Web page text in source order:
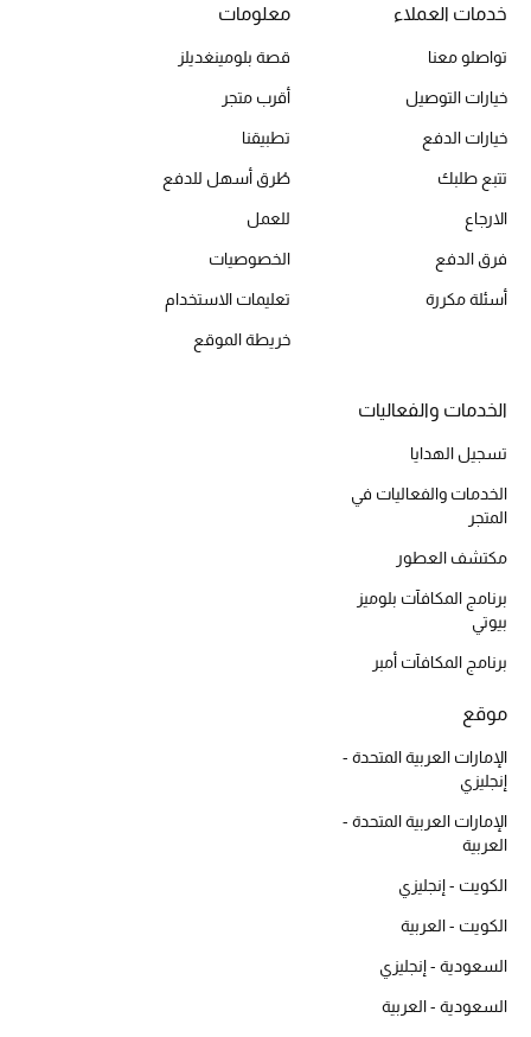
خدمات العملاء
تواصلو معنا
خيارات التوصيل
خيارات الدفع
تتبع طلبك
الارجاع
فرق الدفع
أسئلة مكررة
معلومات
قصة بلومينغديلز
أقرب متجر
تطبيقنا
طُرق أسهل للدفع
للعمل
الخصوصيات
تعليمات الاستخدام
خريطة الموقع
الخدمات والفعاليات
تسجيل الهدايا
الخدمات والفعاليات في
المتجر
مكتشف العطور
برنامج المكافآت بلوميز
بيوتي
برنامج المكافآت أمبر
موقع
الإمارات العربية المتحدة -
إنجليزي
الإمارات العربية المتحدة -
العربية
الكويت - إنجليزي
الكويت - العربية
السعودية - إنجليزي
السعودية - العربية